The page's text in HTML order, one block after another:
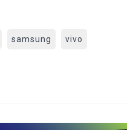
samsung vivo